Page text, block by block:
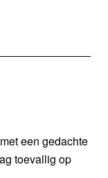
een gedachte
toevallig op